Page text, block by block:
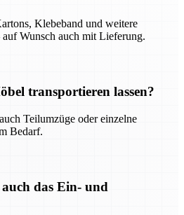
Klebeband und weitere
Wunsch auch mit Lieferung.
transportieren lassen?
Teilumzüge oder einzelne
Bedarf.
das Ein- und